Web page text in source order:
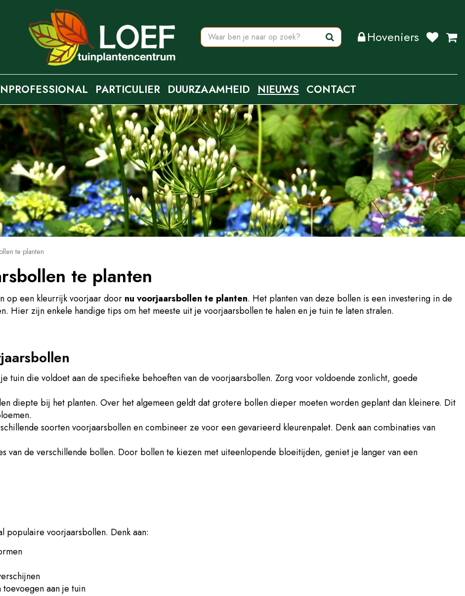
te planten
Hoveniers
PARTICULIER DUURZAAMHEID NIEUWS CONTACT
te planten
op een kleurrijk voorjaar door nu voorjaarsbollen te planten. Het planten van deze bollen is een investering in de
Hier zijn enkele handige tips om het meeste uit je voorjaarsbollen te halen en je tuin te laten stralen.
tuin die voldoet aan de specifieke behoeften van de voorjaarsbollen. Zorg voor voldoende zonlicht, goede
diepte bij het planten. Over het algemeen geldt dat grotere bollen dieper moeten worden geplant dan kleinere. Dit
soorten voorjaarsbollen en combineer ze voor een gevarieerd kleurenpalet. Denk aan combinaties van
van de verschillende bollen. Door bollen te kiezen met uiteenlopende bloeitijden, geniet je langer van een
populaire voorjaarsbollen. Denk aan:
aan je tuin